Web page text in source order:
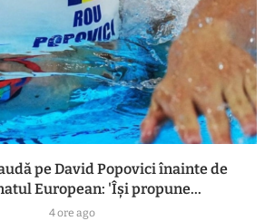
pe David Popovici înainte de
European: 'Își propune...
4 ore ago